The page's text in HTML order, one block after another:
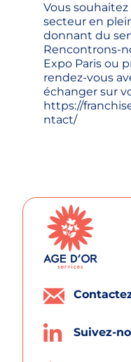
Vous
secteur en
donnant du
Rencontrons-
Expo Paris ou
rendez-vous
échanger sur
https://
ntact/
Suivez-